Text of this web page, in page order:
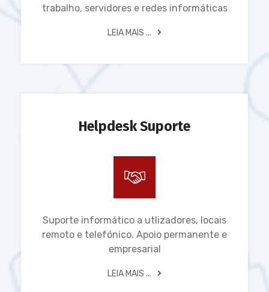
trabalho, servidores e redes informáticas
LEIA MAIS ...
Helpdesk Suporte
Suporte informático a utlizadores, locais
remoto e telefónico. Apoio permanente e
empresarial
LEIA MAIS ...